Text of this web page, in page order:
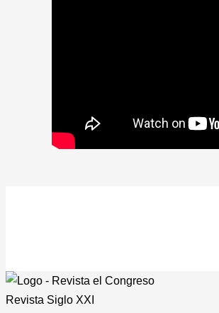
Revista Siglo XXI